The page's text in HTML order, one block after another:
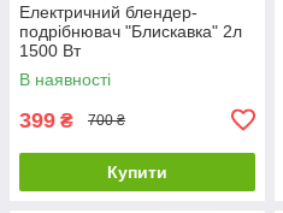
Електричний блендер-
подрібнювач "Блискавка" 2л
1500 Вт
В наявності
399 ₴ 700 ₴
Купити